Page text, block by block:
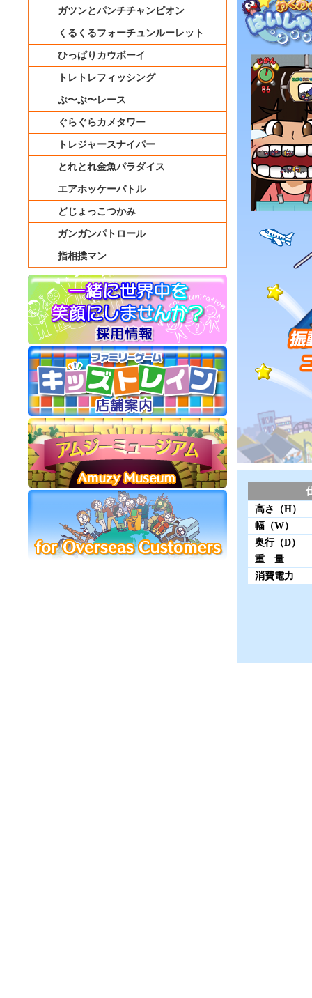
高さ（H）
幅（W）
奥行（D）
重 量
消費電力
ガツンとパンチチャンピオン
くるくるフォーチュンルーレット
ひっぱりカウボーイ
トレトレフィッシング
ぶ〜ぶ〜レース
ぐらぐらカメタワー
トレジャースナイパー
とれとれ金魚パラダイス
エアホッケーバトル
どじょっこつかみ
ガンガンパトロール
指相撲マン